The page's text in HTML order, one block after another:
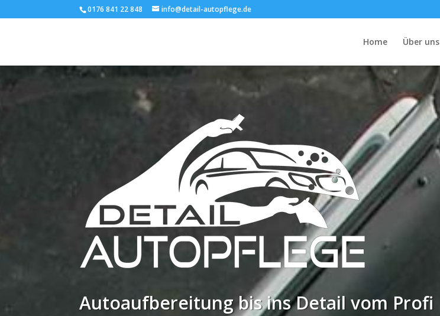
0176 841 22 848 info@detail-autopflege.de
Home Über uns
Autoaufbereitung bis ins Detail vom Profi